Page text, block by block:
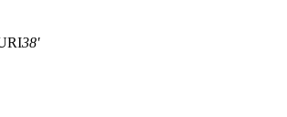
38'